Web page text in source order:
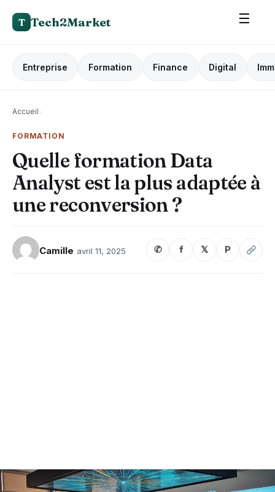
T Tech2Market ☰
Entreprise Formation Finance Digital
Accueil›
FORMATION
Quelle formation Data
Analyst est la plus adaptée à
une reconversion ?
Camille avril 11, 2025 ✆ f 𝕏 P